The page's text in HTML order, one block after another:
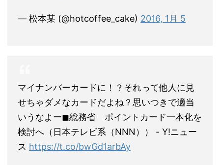
— 松本某 (@hotcoffee_cake) 2016, 1月 5
マイナンバーカードに！？それって他人に見
せちゃダメなカードだよね？思いつきで適当
いうなよー◼︎総務省 ポイントカード一本化を
検討へ（日本テレビ系（NNN）） - Y!ニュー
ス https://t.co/bwGd1arbAy